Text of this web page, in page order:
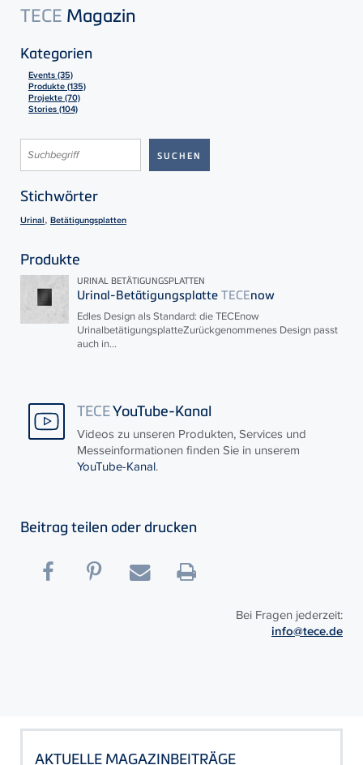
TECE Magazin
Kategorien
Events (35)
Produkte (135)
Projekte (70)
Stories (104)
Stichwörter
Urinal, Betätigungsplatten
Produkte
URINAL BETÄTIGUNGSPLATTEN
Urinal-Betätigungsplatte TECEnow
Edles Design als Standard: dieTECEnow
UrinalbetätigungsplatteZurückgenommenes Design passt
auch in...
TECEYouTube-Kanal
Videos zu unseren Produkten, Services und
Messeinformationen finden Sie in unserem
YouTube-Kanal.
Beitrag teilen oder drucken
Bei Fragen jederzeit:
info@tece.de
AKTUELLE MAGAZINBEITRÄGE